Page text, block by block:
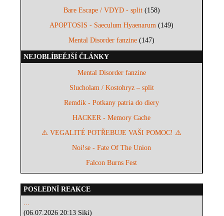
Bare Escape / VDYD - split(158)
APOPTOSIS - Saeculum Hyaenarum (149)
Mental Disorder fanzine (147)
NEJOBLÍBEĚJŠÍ ČLÁNKY
Mental Disorder fanzine
Slucholam / Kostohryz – split
Remdik - Potkany patria do diery
HACKER - Memory Cache
⚠️ VEGALITÉ POTŘEBUJE VAŠI POMOC! ⚠️
Noi!se - Fate Of The Union
Falcon Burns Fest
POSLEDNÍ REAKCE
...
(06.07.2026 20:13 Siki)